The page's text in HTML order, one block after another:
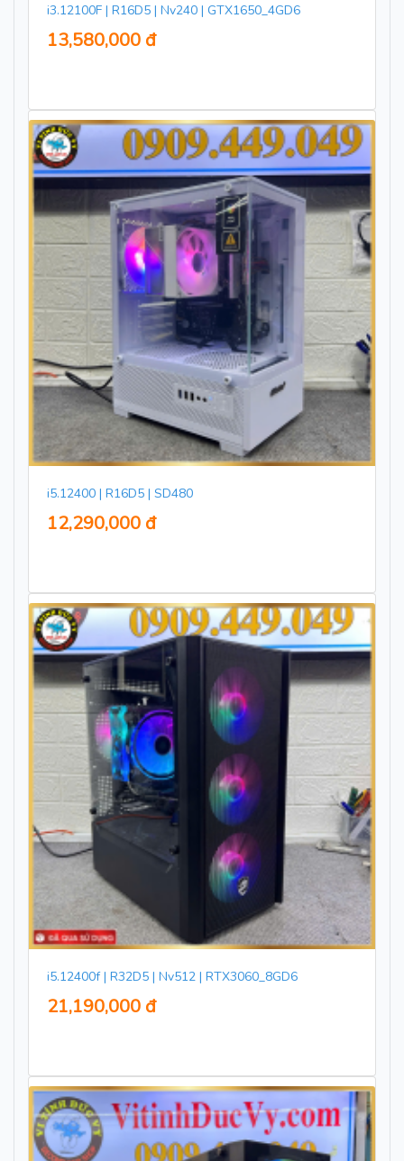
i3.12100F | R16D5 | Nv240 | GTX1650_4GD6
13,580,000 đ
i5.12400 | R16D5 | SD480
12,290,000 đ
i5.12400f | R32D5 | Nv512 | RTX3060_8GD6
21,190,000 đ